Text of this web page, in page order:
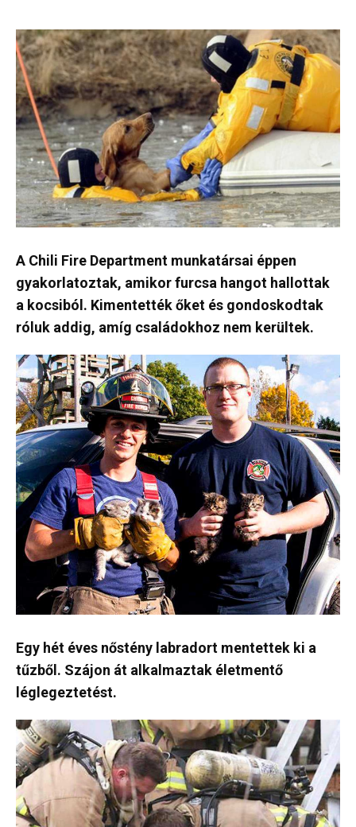
A Chili Fire Department munkatársai éppen
gyakorlatoztak, amikor furcsa hangot hallottak
a kocsiból. Kimentették őket és gondoskodtak
róluk addig, amíg családokhoz nem kerültek.
Egy hét éves nőstény labradort mentettek ki a
tűzből. Szájon át alkalmaztak életmentő
léglegeztetést.